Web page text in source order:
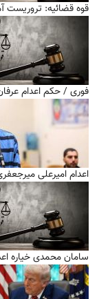
قوه قضائیه:
فوری / حکم اعدام
اعدام امیرعلی میرجعفری
سامان محمدی خیاره